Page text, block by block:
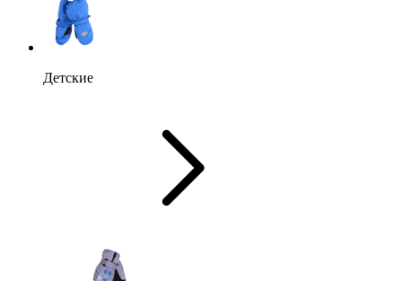
Детские